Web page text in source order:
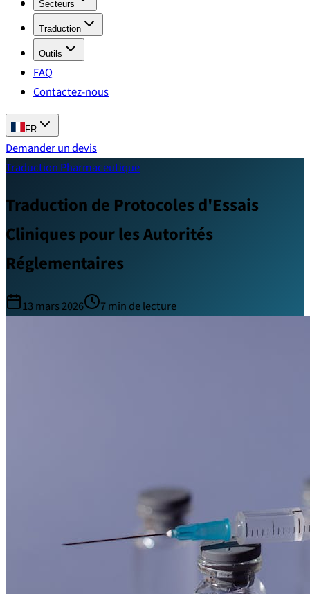
Secteurs
Traduction
Outils
FAQ
Contactez-nous
FR
Demander un devis
Traduction Pharmaceutique
Traduction de Protocoles d'Essais
Cliniques pour les Autorités
Réglementaires
13 mars 2026 7min de lecture